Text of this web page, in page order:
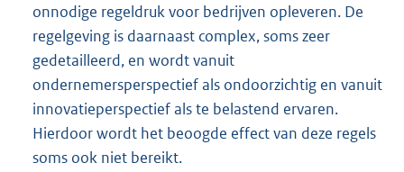
onnodige regeldruk voor bedrijven opleveren. De
regelgeving is daarnaast complex, soms zeer
gedetailleerd, en wordt vanuit
ondernemersperspectief als ondoorzichtig en vanuit
innovatieperspectief als te belastend ervaren.
Hierdoor wordt het beoogde effect van deze regels
soms ook niet bereikt.